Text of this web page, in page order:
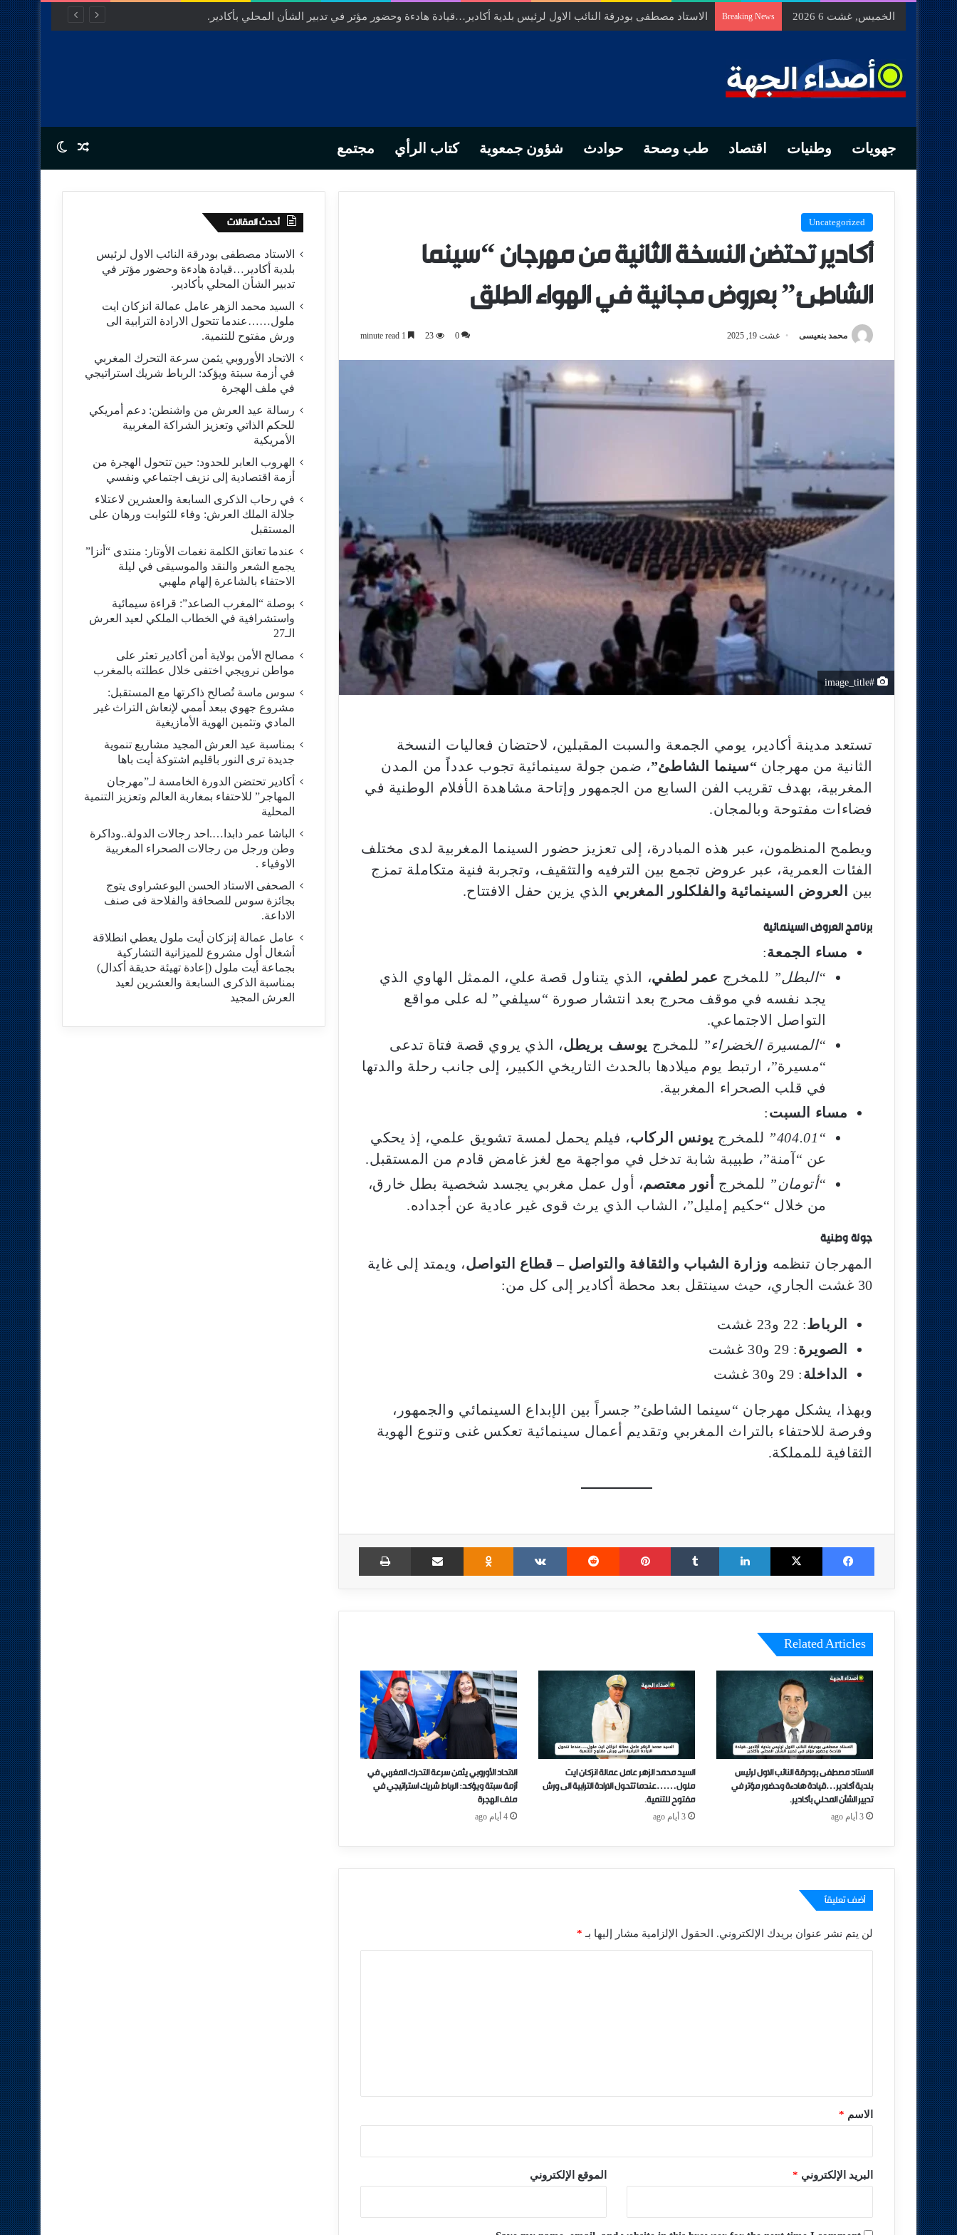
الخميس, غشت 6 2026 Breaking News الاستاد مصطفى بودرقة النائب الاول لرئيس بلدية أكادير…قيادة هادءة وحضور مؤتر في تدبير الشأن المحلي بأكادير.
جهويات وطنيات اقتصاد طب وصحة حوادث شؤون جمعوية كتاب الرأي مجتمع Random Article
Switch skin
Uncategorized
أكادير تحتضن النسخة الثانية من مهرجان “سينما
الشاطئ” بعروض مجانية في الهواء الطلق
محمد بنعيسى غشت 19, 2025 0
23
#image_title
تستعد مدينة أكادير، يومي الجمعة والسبت المقبلين، لاحتضان فعاليات النسخة
الثانية من مهرجان “سينما الشاطئ”، ضمن جولة سينمائية تجوب عدداً من المدن
المغربية، بهدف تقريب الفن السابع من الجمهور وإتاحة مشاهدة الأفلام الوطنية في
فضاءات مفتوحة وبالمجان.
ويطمح المنظمون، عبر هذه المبادرة، إلى تعزيز حضور السينما المغربية لدى مختلف
الفئات العمرية، عبر عروض تجمع بين الترفيه والتثقيف، وتجربة فنية متكاملة تمزج
بين
العروض السينمائية والفلكلور المغربي الذي يزين حفل الافتتاح.
برنامج العروض السينمائية
مساء الجمعة:
“البطل” للمخرج عمر لطفي، الذي يتناول قصة علي، الممثل الهاوي الذي
يجد نفسه في موقف محرج بعد انتشار صورة “سيلفي” له على مواقع
التواصل الاجتماعي.
“المسيرة الخضراء” للمخرج يوسف بريطل، الذي يروي قصة فتاة تدعى
“مسيرة”، ارتبط يوم ميلادها بالحدث التاريخي الكبير، إلى جانب رحلة والدتها
في قلب الصحراء المغربية.
مساء السبت:
“404.01”
للمخرج يونس الركاب، فيلم يحمل لمسة تشويق علمي، إذ يحكي
عن “آمنة”، طبيبة شابة تدخل في مواجهة مع لغز غامض قادم من المستقبل.
“أتومان” للمخرج أنور معتصم، أول عمل مغربي يجسد شخصية بطل خارق،
من خلال “حكيم إمليل”، الشاب الذي يرث قوى غير عادية عن أجداده.
جولة وطنية
المهرجان تنظمه وزارة الشباب والثقافة والتواصل – قطاع التواصل، ويمتد إلى غاية
30 غشت الجاري، حيث سينتقل بعد محطة أكادير إلى كل من:
الرباط: 22 و23 غشت
الصويرة: 29 و30 غشت
الداخلة: 29 و30 غشت
وبهذا، يشكل مهرجان “سينما الشاطئ” جسراً بين الإبداع السينمائي والجمهور،
وفرصة للاحتفاء بالتراث المغربي وتقديم أعمال سينمائية تعكس غنى وتنوع الهوية
الثقافية للمملكة.
Facebook
X
LinkedIn
Tumblr
Pinterest
Reddit
VKontakte
Odnoklassniki
Share via Email
Print
Related Articles
الاستاد مصطفى بودرقة النائب الاول لرئيس
بلدية أكادير…قيادة هادءة وحضور مؤتر في
تدبير الشأن المحلي بأكادير.
3 أيام ago
السيد محمد الزهر عامل عمالة انزكان ايت
ملول……عندما تتحول الارادة الترابية الى ورش
مفتوح للتنمية.
3 أيام ago
الاتحاد الأوروبي يثمن سرعة التحرك المغربي في
أزمة سبتة ويؤكد: الرباط شريك استراتيجي في
ملف الهجرة
4 أيام ago
أضف تعليقاً
لن يتم نشر عنوان بريدك الإلكتروني. الحقول الإلزامية مشار إليها بـ *
*الاسم *
البريد الإلكتروني * الموقع الإلكتروني
أحدث المقالات
الاستاد مصطفى بودرقة النائب الاول لرئيس
بلدية أكادير…قيادة هادءة وحضور مؤتر في
تدبير الشأن المحلي بأكادير.
السيد محمد الزهر عامل عمالة انزكان ايت
ملول……عندما تتحول الارادة الترابية الى
ورش مفتوح للتنمية.
الاتحاد الأوروبي يثمن سرعة التحرك المغربي
في أزمة سبتة ويؤكد: الرباط شريك استراتيجي
في ملف الهجرة
رسالة عيد العرش من واشنطن: دعم أمريكي
للحكم الذاتي وتعزيز الشراكة المغربية
الأمريكية
​الهروب العابر للحدود: حين تتحول الهجرة من
أزمة اقتصادية إلى نزيف اجتماعي ونفسي
في رحاب الذكرى السابعة والعشرين لاعتلاء
جلالة الملك العرش: وفاء للثوابت ورهان على
المستقبل
​عندما تعانق الكلمة نغمات الأوتار: منتدى “أنزا”
يجمع الشعر والنقد والموسيقى في ليلة
الاحتفاء بالشاعرة إلهام ملهبي
بوصلة “المغرب الصاعد”: قراءة سيمائية
واستشرافية في الخطاب الملكي لعيد العرش
الـ27
مصالح الأمن بولاية أمن أكادير تعثر على
مواطن نرويجي اختفى خلال عطلته بالمغرب
سوس ماسة تُصالح ذاكرتها مع المستقبل:
مشروع جهوي ببعد أممي لإنعاش التراث غير
المادي وتثمين الهوية الأمازيغية
بمناسبة عيد العرش المجيد مشاريع تنموية
جديدة ترى النور باقليم اشتوكة أيت باها
أكادير تحتضن الدورة الخامسة لـ”مهرجان
المهاجر” للاحتفاء بمغاربة العالم وتعزيز التنمية
المحلية
الباشا عمر دابدا….احد رجالات الدولة..وداكرة
وطن ورجل من رجالات الصحراء المغربية
الاوفياء .
الصحفى الاستاد الحسن البوعشراوى يتوج
بجائزة سوس للصحافة والفلاحة فى صنف
الاداعة.
عامل عمالة إنزكان أيت ملول يعطي انطلاقة
أشغال أول مشروع للميزانية التشاركية
بجماعة أيت ملول (إعادة تهيئة حديقة أكدال)
بمناسبة الذكرى السابعة والعشرين لعيد
العرش المجيد